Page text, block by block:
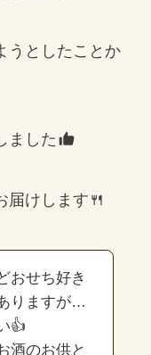
うとしたことか
ました
届けします🍴
おせち好き
りますが…
👍
酒のお供と